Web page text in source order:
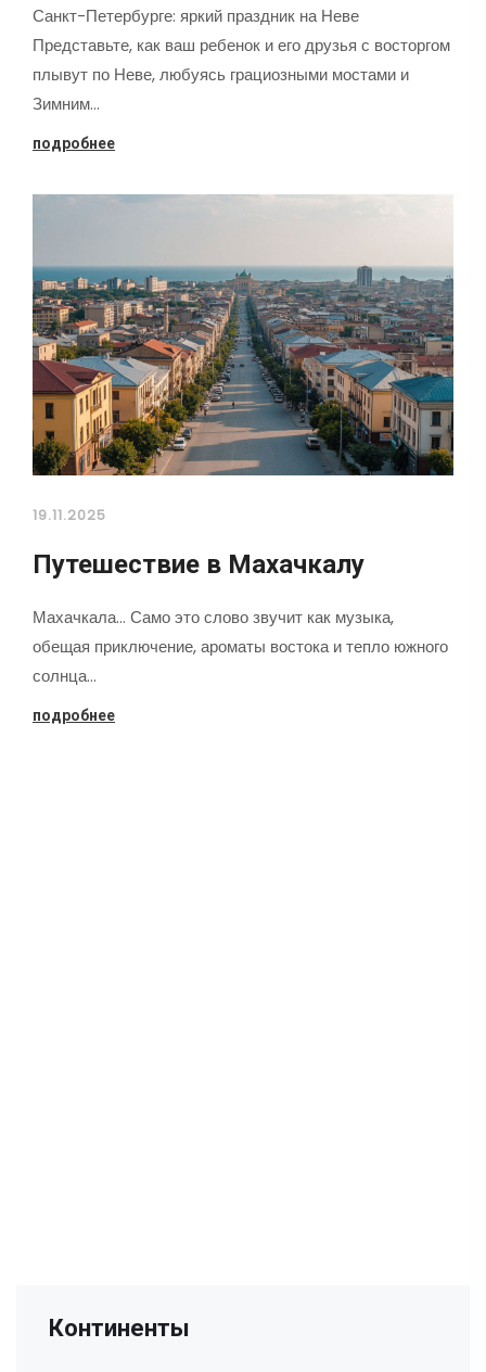
Санкт-Петербурге: яркий праздник на Неве
Представьте, как ваш ребенок и его друзья с восторгом
плывут по Неве, любуясь грациозными мостами и
Зимним…
подробнее
19.11.2025
Путешествие в Махачкалу
Махачкала... Само это слово звучит как музыка,
обещая приключение, ароматы востока и тепло южного
солнца…
подробнее
Континенты